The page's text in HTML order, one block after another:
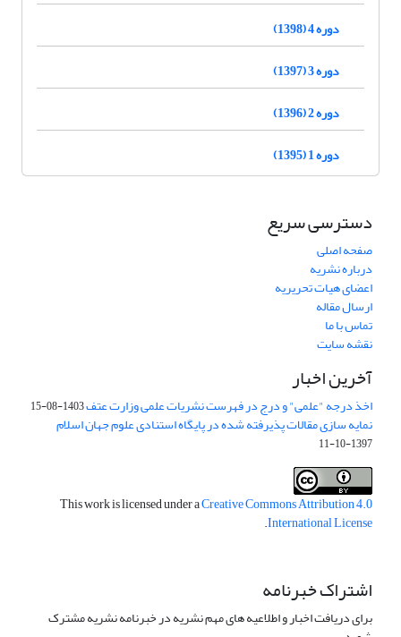
دوره 4 (1398)
دوره 3 (1397)
دوره 2 (1396)
دوره 1 (1395)
دسترسی سریع
صفحه اصلی
درباره نشریه
اعضای هیات تحریریه
ارسال مقاله
تماس با ما
نقشه سایت
آخرین اخبار
اخذ درجه "علمی" و درج در فهرست نشریات علمی وزارت عتف1403-08-15
نمایه سازی مقالات پذیرفته شده در پایگاه استنادی علوم جهان اسلام
1397-10-11
This work is licensed under aCreative Commons Attribution 4.0
International License
.
اشتراک خبرنامه
برای دریافت اخبار و اطلاعیه های مهم نشریه در خبرنامه نشریه مشترک